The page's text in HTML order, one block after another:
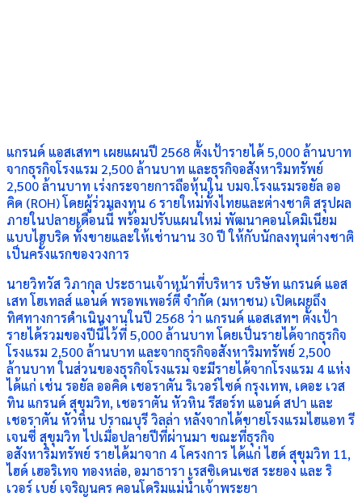
แกรนด์ แอสเสทฯ เผยแผนปี 2568 ตั้งเป้ารายได้ 5,000 ล้านบาท
จากธุรกิจโรงแรม 2,500 ล้านบาท และธุรกิจอสังหาริมทรัพย์
2,500 ล้านบาท เร่งกระจายการถือหุ้นใน บมจ.โรงแรมรอยัล ออ
คิด (ROH) โดยผู้ร่วมลงทุน 6 รายใหม่ทั้งไทยและต่างชาติ สรุปผล
ภายในปลายเดือนนี้ พร้อมปรับแผนใหม่ พัฒนาคอนโดมิเนียม
แบบไฮบริด ทั้งขายและให้เช่านาน 30 ปี ให้กับนักลงทุนต่างชาติ
เป็นครั้งแรกของวงการ
นายวิทวัส วิภากุล ประธานเจ้าหน้าที่บริหาร บริษัท แกรนด์ แอส
เสท โฮเทลส์ แอนด์ พรอพเพอร์ตี้ จำกัด (มหาชน) เปิดเผยถึง
ทิศทางการดำเนินงานในปี 2568 ว่า แกรนด์ แอสเสทฯ ตั้งเป้า
รายได้รวมของปีนี้ไว้ที่ 5,000 ล้านบาท โดยเป็นรายได้จากธุรกิจ
โรงแรม 2,500 ล้านบาท และจากธุรกิจอสังหาริมทรัพย์ 2,500
ล้านบาท ในส่วนของธุรกิจโรงแรม จะมีรายได้จากโรงแรม 4 แห่ง
ได้แก่ เช่น รอยัล ออคิด เชอราตัน ริเวอร์ไซด์ กรุงเทพ, เดอะ เวส
ทิน แกรนด์ สุขุมวิท, เชอราตัน หัวหิน รีสอร์ท แอนด์ สปา และ
เชอราตัน หัวหิน ปราณบุรี วิลล่า หลังจากได้ขายโรงแรมไฮแอท รี
เจนซี่ สุขุมวิท ไปเมื่อปลายปีที่ผ่านมา ขณะที่ธุรกิจ
อสังหาริมทรัพย์ รายได้มาจาก 4 โครงการ ได้แก่ ไฮด์ สุขุมวิท 11,
ไฮด์ เฮอริเทจ ทองหล่อ, อมาธารา เรสซิเดนเซส ระยอง และ ริ
เวอร์ เบย์ เจริญนคร คอนโดริมแม่น้ำเจ้าพระยา